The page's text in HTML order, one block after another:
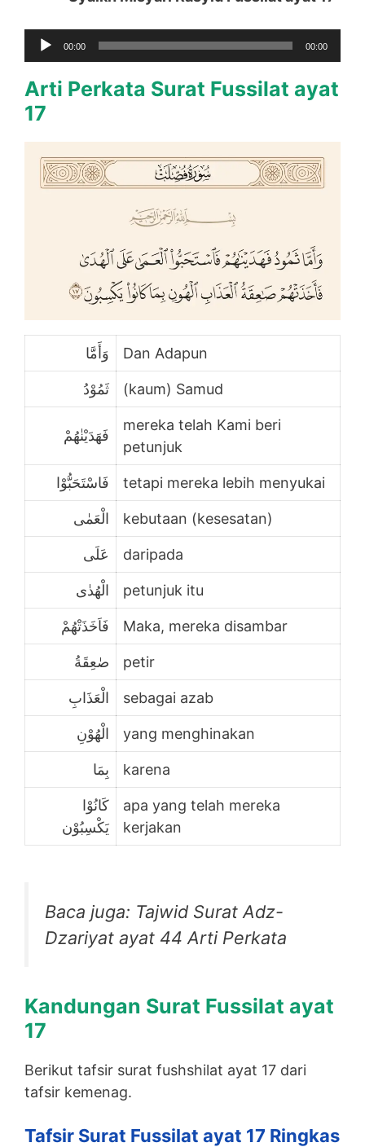
Audio
Player
00:00 00:00
Arti Perkata Surat Fussilat ayat
17
وَأَمَّا Dan Adapun
ثَمُوْدُ (kaum) Samud
فَهَدَيْنٰهُمْ
mereka telah Kami beri
petunjuk
فَاسْتَحَبُّوْا tetapi mereka lebih menyukai
الْعَمٰى kebutaan (kesesatan)
عَلَى daripada
الْهُدٰى petunjuk itu
فَاَخَذَتْهُمْ Maka, mereka disambar
صٰعِقَةُ petir
الْعَذَابِ sebagai azab
الْهُوْنِ yang menghinakan
بِمَا karena
يَكْسِبُوْن
apa yang telah mereka
kerjakan
Baca juga: Tajwid Surat Adz-
Dzariyat ayat 44 Arti Perkata
Kandungan Surat Fussilat ayat
17
Berikut tafsir surat fushshilat ayat 17 dari
tafsir kemenag.
Tafsir Surat Fussilat ayat 17 Ringkas